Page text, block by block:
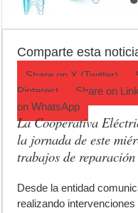
Opinión: Buscando una
La 5° edición del festival
Comparte esta
Share on X (Twitter)
Pinterest
Share on
onWhatsApp
La Cooperativa
la jornada de este
trabajos de
Desde la entidad
realizando